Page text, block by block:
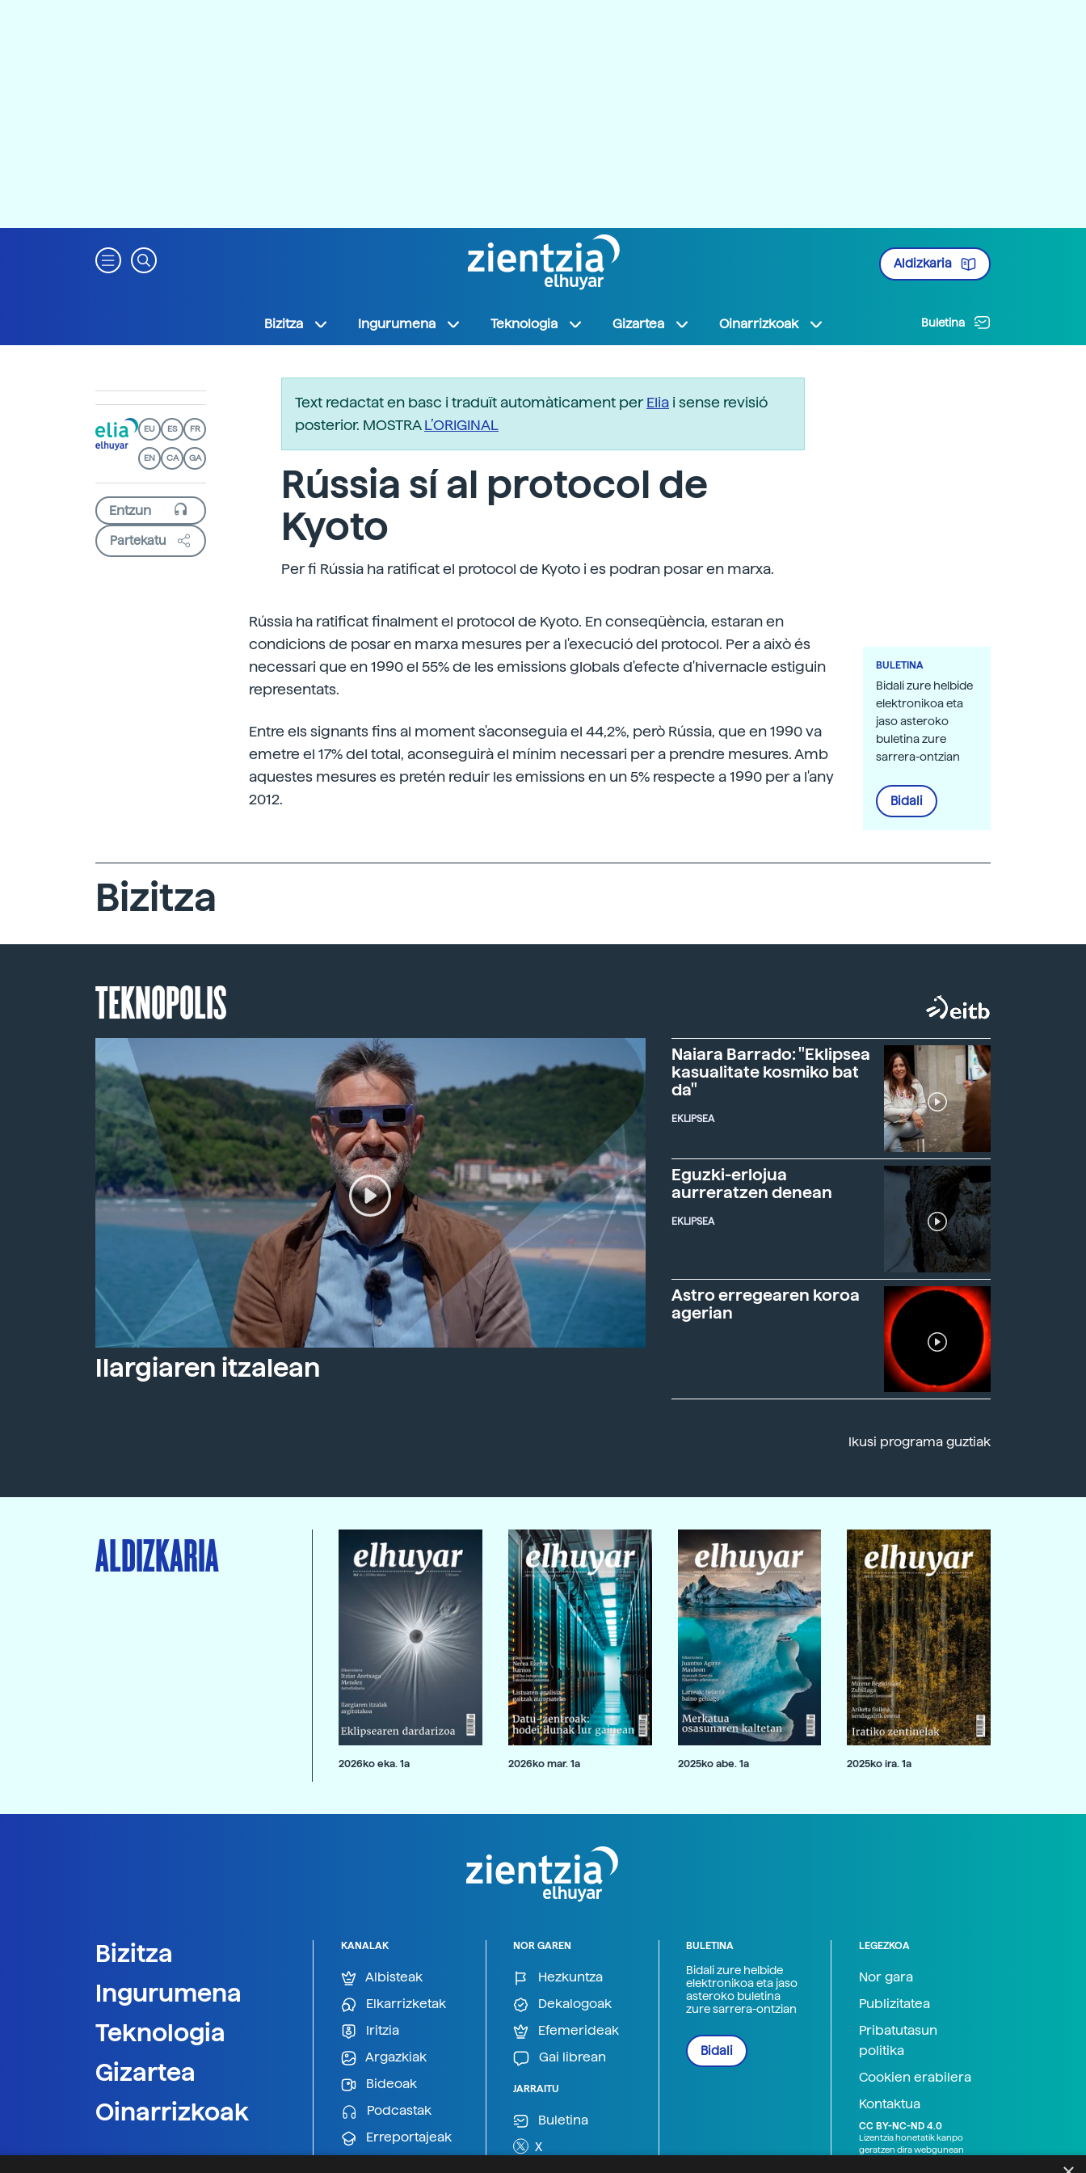
Aldizkaria
Bizitza Ingurumena Teknologia Gizartea Oinarrizkoak Buletina
EU ES FR
EN CA GA
Partekatu
Text redactat en basc i traduït automàticament perElia i sense revisió
posterior. MOSTRAL’ORIGINAL
Rússia sí al protocol de
Kyoto
Per fi Rússia ha ratificat el protocol de Kyoto i es podran posar en marxa.
Rússia ha ratificat finalment el protocol de Kyoto. En conseqüència, estaran en
condicions de posar en marxa mesures per a l'execució del protocol. Per a això és
necessari que en 1990 el 55% de les emissions globals d'efecte d'hivernacle estiguin
representats.
Entre els signants fins al moment s'aconseguia el 44,2%, però Rússia, que en 1990 va
emetre el 17% del total, aconseguirà el mínim necessari per a prendre mesures. Amb
aquestes mesures es pretén reduir les emissions en un 5% respecte a 1990 per a l'any
2012.
BULETINA
Bidali zure helbide
elektronikoa eta
jaso asteroko
buletina zure
sarrera-ontzian
Bidali
Bizitza
TEKNOPOLIS
Ilargiaren itzalean
Naiara Barrado: "Eklipsea
kasualitate kosmiko bat
da"
EKLIPSEA
Eguzki-erlojua
aurreratzen denean
EKLIPSEA
Astro erregearen koroa
agerian
Ikusi programa guztiak
ALDIZKARIA
2026ko eka. 1a 2026ko mar. 1a 2025ko abe. 1a 2025ko ira. 1a
Bizitza
Ingurumena
Teknologia
Gizartea
Oinarrizkoak
KANALAK
Albisteak
Elkarrizketak
Iritzia
Argazkiak
Bideoak
Podcastak
Erreportajeak
NOR GAREN
Hezkuntza
Dekalogoak
Efemerideak
Gai librean
JARRAITU
Buletina
X
BULETINA
Bidali zure helbide
elektronikoa eta jaso
asteroko buletina
zure sarrera-ontzian
Bidali
LEGEZKOA
Nor gara
Publizitatea
Pribatutasun
politika
Cookien erabilera
Kontaktua
CC BY-NC-ND 4.0
Lizentzia honetatik kanpo
geratzen dira webgunean